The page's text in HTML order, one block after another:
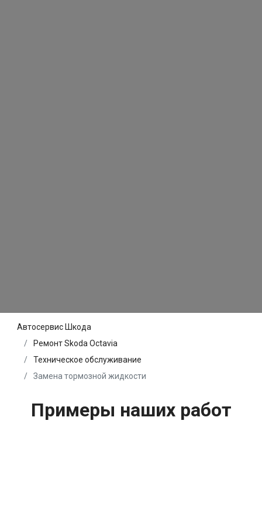
Автосервис Шкода
Ремонт Skoda Octavia
Техническое обслуживание
Замена тормозной жидкости
Примеры наших работ